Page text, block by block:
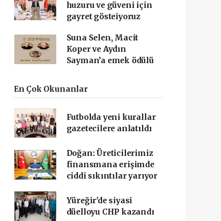
huzuru ve güveni için
gayret gösteiyoruz
Suna Selen, Macit
Koper ve Aydın
Sayman’a emek ödülü
En Çok Okunanlar
Futbolda yeni kurallar
gazetecilere anlatıldı
Doğan: Üreticilerimiz
finansmana erişimde
ciddi sıkıntılar yarıyor
Yüreğir'de siyasi
düelloyu CHP kazandı